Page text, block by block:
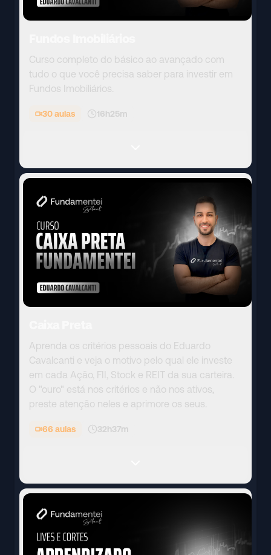
Curso completo do básico ao avançado com
tudo o que você precisa saber para investir em
Fundos Imobiliários.
30aulas 16h25m
Aprenda os critérios pessoais do Eduardo
Cavalcanti e veja o motivo pelo qual ele investe
em cada Ação, FII, Stock e REIT da sua carteira.
O "ouro" está nos critérios e não nos ativos,
preste atenção neles e aprimore os seus.
66 aulas 32h37m